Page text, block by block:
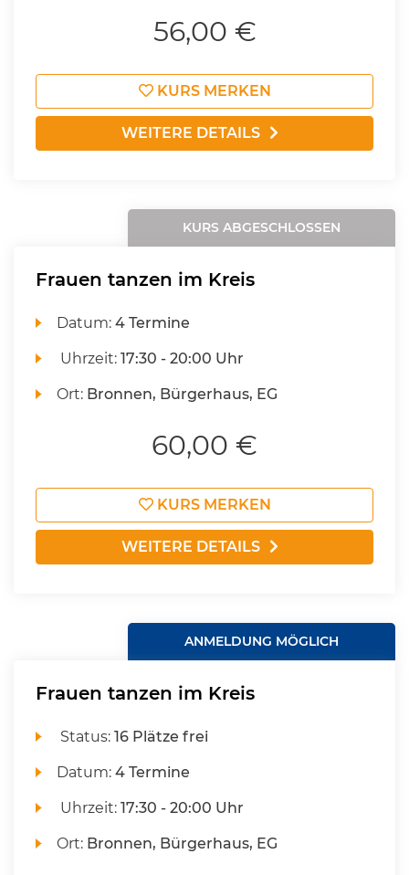
56,00 €
KURS MERKEN
WEITERE DETAILS
KURS ABGESCHLOSSEN
Frauen tanzen im Kreis
Datum:4 Termine
Uhrzeit:17:30 - 20:00 Uhr
Ort: Bronnen, Bürgerhaus, EG
60,00 €
KURS MERKEN
WEITERE DETAILS
ANMELDUNG MÖGLICH
Frauen tanzen im Kreis
Status:16 Plätze frei
Datum:4 Termine
Uhrzeit:17:30 - 20:00 Uhr
Ort: Bronnen, Bürgerhaus, EG